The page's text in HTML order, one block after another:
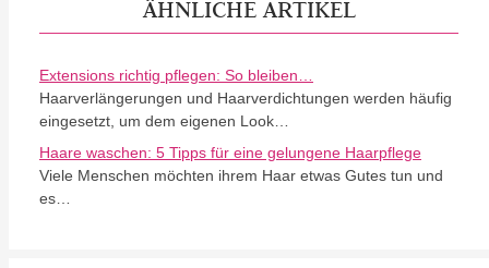
ÄHNLICHE ARTIKEL
Extensions richtig pflegen: So bleiben…
Haarverlängerungen und Haarverdichtungen werden häufig
eingesetzt, um dem eigenen Look…
Haare waschen: 5 Tipps für eine gelungene Haarpflege
Viele Menschen möchten ihrem Haar etwas Gutes tun und
es…